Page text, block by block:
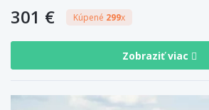
301 € Kúpené 299x
Zobraziť viac